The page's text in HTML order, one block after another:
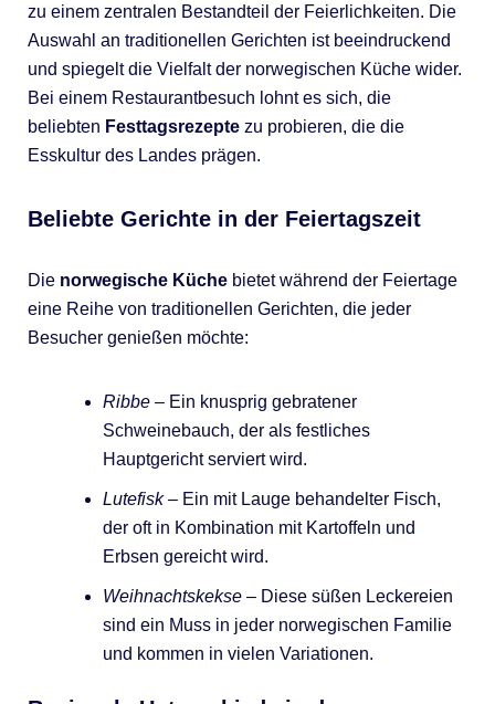
zu einem zentralen Bestandteil der Feierlichkeiten. Die
Auswahl an traditionellen Gerichten ist beeindruckend
und spiegelt die Vielfalt der norwegischen Küche wider.
Bei einem Restaurantbesuch lohnt es sich, die
beliebten Festtagsrezeptezu probieren, die die
Esskultur des Landes prägen.
Beliebte Gerichte in der Feiertagszeit
Die norwegische Küchebietet während der Feiertage
eine Reihe von traditionellen Gerichten, die jeder
Besucher genießen möchte:
Ribbe– Ein knusprig gebratener
Schweinebauch, der als festliches
Hauptgericht serviert wird.
Lutefisk– Ein mit Lauge behandelter Fisch,
der oft in Kombination mit Kartoffeln und
Erbsen gereicht wird.
Weihnachtskekse– Diese süßen Leckereien
sind ein Muss in jeder norwegischen Familie
und kommen in vielen Variationen.